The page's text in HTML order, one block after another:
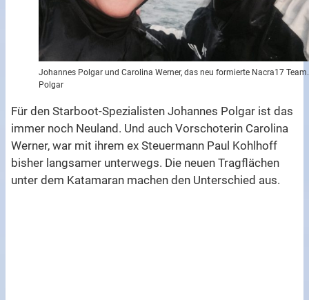
Johannes Polgar und Carolina Werner, das neu formierte Nacra17
Polgar
Für den Starboot-Spezialisten Johannes Polgar ist das
immer noch Neuland. Und auch Vorschoterin Carolina
Werner, war mit ihrem ex Steuermann Paul Kohlhoff
bisher langsamer unterwegs. Die neuen Tragflächen
unter dem Katamaran machen den Unterschied aus.